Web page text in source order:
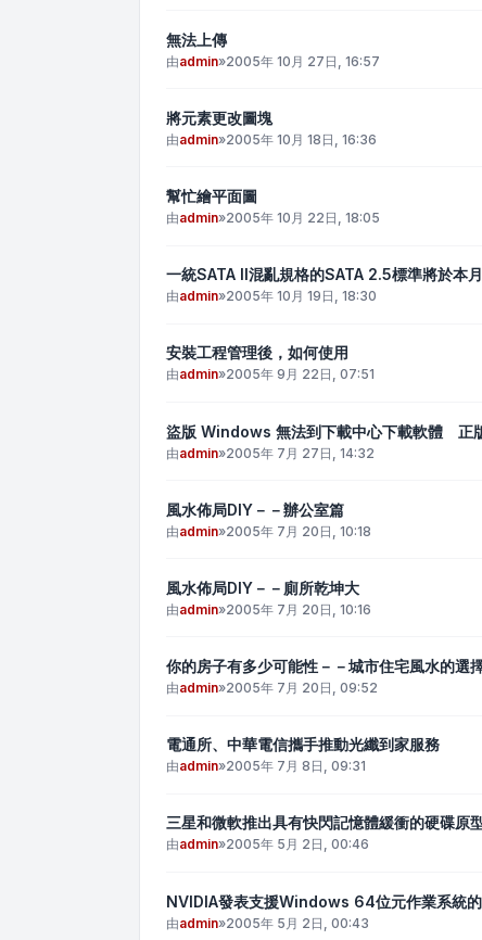
無法上傳
由admin»2005年 10月 27日, 16:57
將元素更改圖塊
由admin»2005年 10月 18日, 16:36
幫忙繪平面圖
由admin»2005年 10月 22日, 18:05
一統SATA II混亂規格的SATA 2.5標準將於本月
由admin»2005年 10月 19日, 18:30
安裝工程管理後，如何使用
由admin»2005年 9月 22日, 07:51
盜版 Windows 無法到下載中心下載軟體 正
由admin»2005年 7月 27日, 14:32
風水佈局DIY－－辦公室篇
由admin»2005年 7月 20日, 10:18
風水佈局DIY－－廁所乾坤大
由admin»2005年 7月 20日, 10:16
你的房子有多少可能性－－城市住宅風水的選
由admin»2005年 7月 20日, 09:52
電通所、中華電信攜手推動光纖到家服務
由admin»2005年 7月 8日, 09:31
三星和微軟推出具有快閃記憶體緩衝的硬碟原
由admin»2005年 5月 2日, 00:46
NVIDIA發表支援Windows 64位元作業系統
由admin»2005年 5月 2日, 00:43